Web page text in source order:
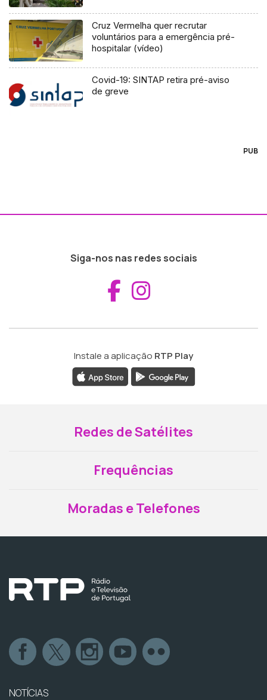
Cruz Vermelha quer recrutar
voluntários para a emergência pré-
hospitalar (vídeo)
Covid-19: SINTAP retira pré-aviso
de greve
PUB
Siga-nos nas redes sociais
Aceder ao
Instale a aplicação RTP Play
Redes de Satélites
Frequências
Moradas e Telefones
NOTÍCIAS